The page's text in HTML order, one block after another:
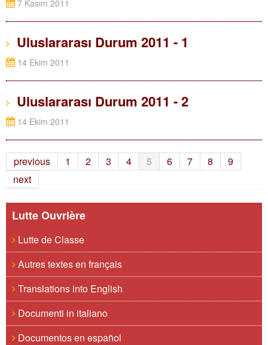
7 Kasım 2011
Uluslararası Durum 2011 - 1
14 Ekim 2011
Uluslararası Durum 2011 - 2
14 Ekim 2011
previous 1 2 3 4 5 6 7 8
9
next
Lutte Ouvrière
Lutte de Classe
Autres textes en français
Translations into English
Documenti in italiano
Documentos en español